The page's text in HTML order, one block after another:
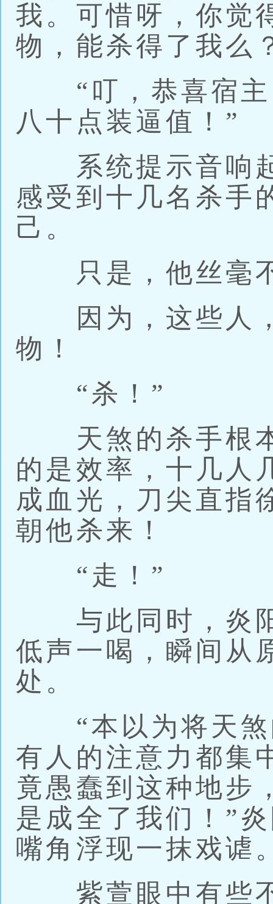
我。可惜呀，你
物，能杀得了我么
“叮，恭喜宿主‘
八十点装逼值！”
系统提示音响起
感受到十几名杀手
己。
只是，他丝毫
因为，这些人，
物！
“杀！”
天煞的杀手根本
的是效率，十几人
成血光，刀尖直指
朝他杀来！
“走！”
与此同时，炎阳
低声一喝，瞬间从
处。
“本以为将天煞
有人的注意力都集
竟愚蠢到这种地步
是成全了我们！”
嘴角浮现一抹戏谑
紫萱眼中有些不